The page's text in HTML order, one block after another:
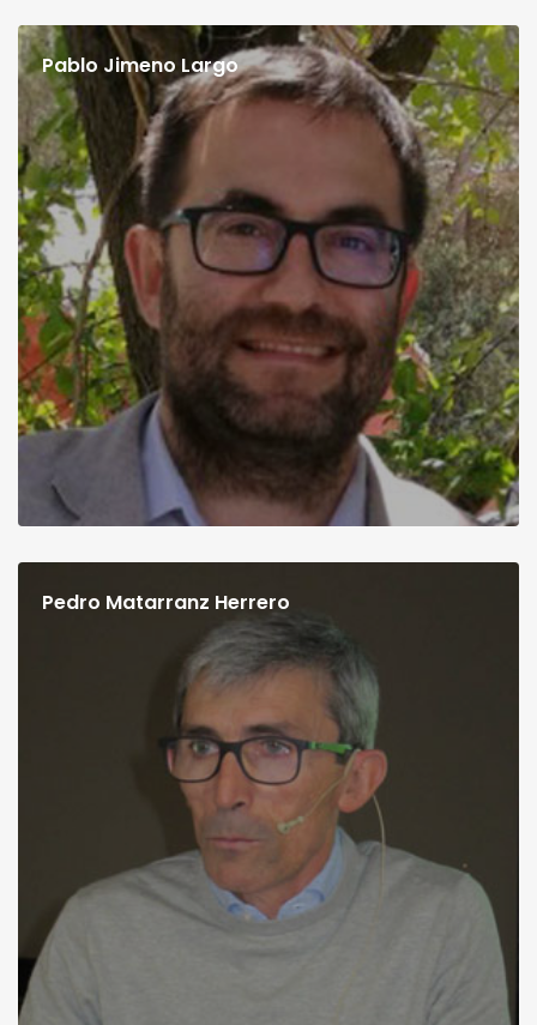
Pablo Jimeno Largo
Pedro Matarranz Herrero